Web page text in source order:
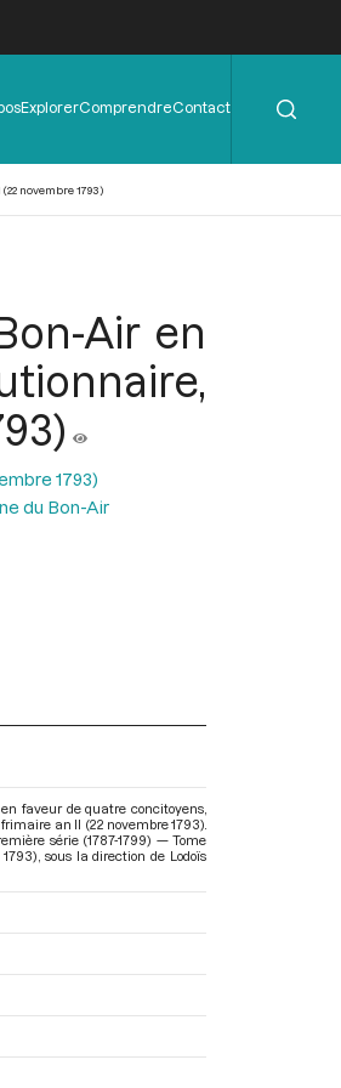
ExplorerComprendreContact
novembre 1793)
Air en
1793)
du Bon-Air
faveur de quatre concitoyens,
an II (22 novembre 1793).
série (1787-1799) — Tome
, sous la direction de Lodoïs